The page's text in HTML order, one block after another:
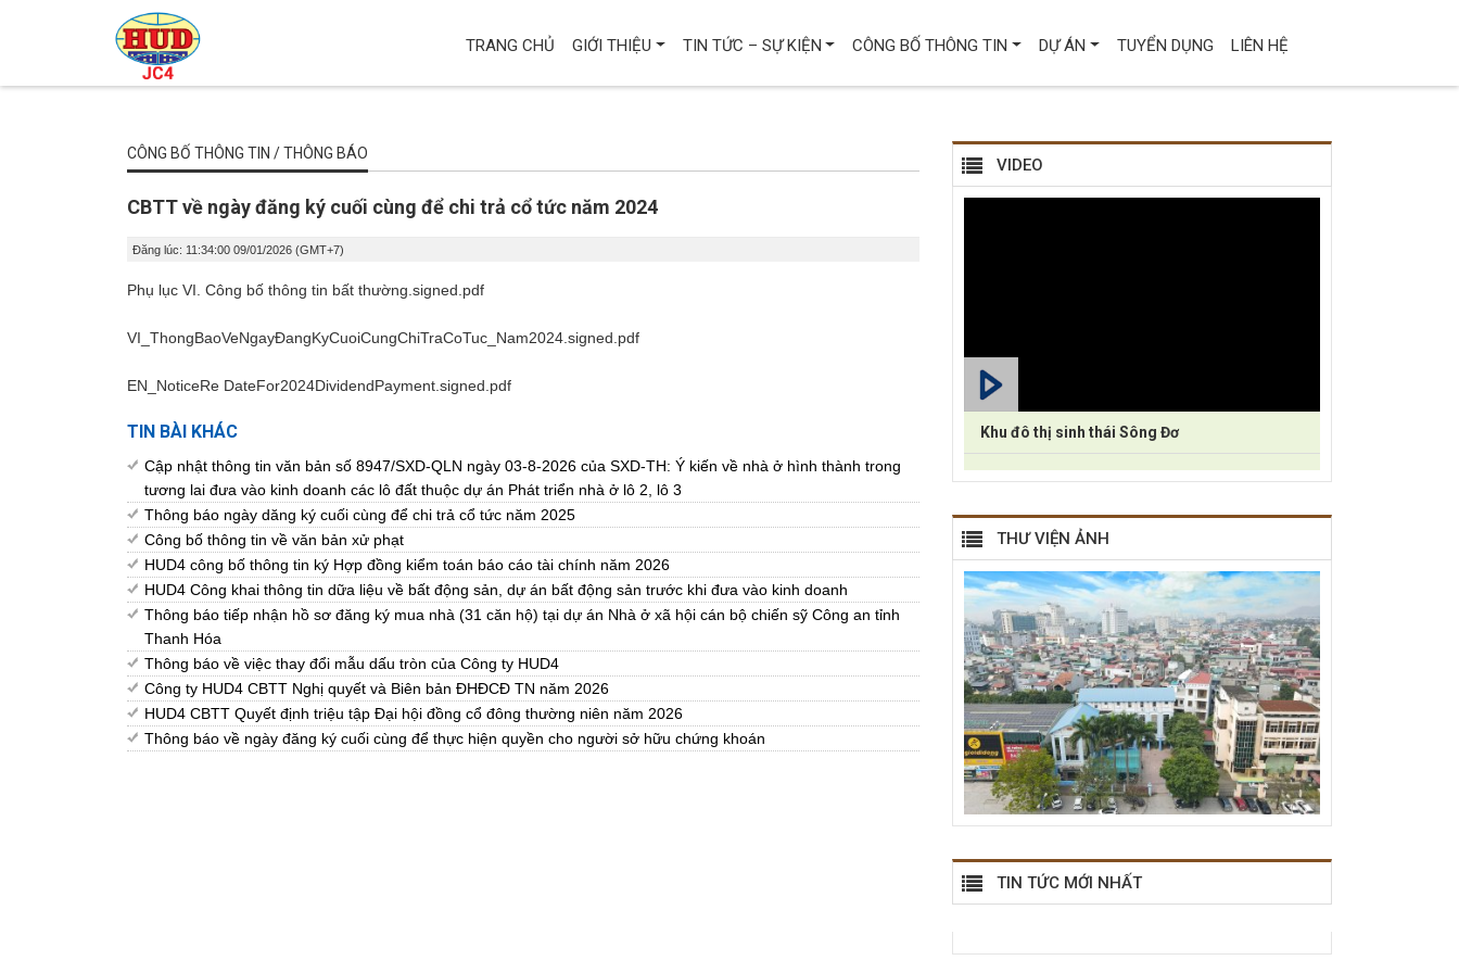
TRANG CHỦ GIỚI THIỆU TIN TỨC – SỰ KIỆN CÔNG BỐ THÔNG TIN DỰ ÁN TUYỂN DỤNG LIÊN HỆ
CÔNG BỐ THÔNG TIN / THÔNG BÁO
CBTT về ngày đăng ký cuối cùng để chi trả cổ tức năm 2024
Đăng lúc: 11:34:00 09/01/2026 (GMT+7)
Phụ lục VI. Công bố thông tin bất thường.signed.pdf
VI_ThongBaoVeNgayĐangKyCuoiCungChiTraCoTuc_Nam2024.signed.pdf
EN_NoticeRe DateFor2024DividendPayment.signed.pdf
TIN BÀI KHÁC
Cập nhật thông tin văn bản số 8947/SXD-QLN ngày 03-8-2026 của SXD-TH: Ý kiến về nhà ở hình thành trong
tương lai đưa vào kinh doanh các lô đất thuộc dự án Phát triển nhà ở lô 2, lô 3
Thông báo ngày dăng ký cuối cùng để chi trả cổ tức năm 2025
Công bố thông tin về văn bản xử phạt
HUD4 công bố thông tin ký Hợp đồng kiểm toán báo cáo tài chính năm 2026
HUD4 Công khai thông tin dữa liệu về bất động sản, dự án bất động sản trước khi đưa vào kinh doanh
Thông báo tiếp nhận hồ sơ đăng ký mua nhà (31 căn hộ) tại dự án Nhà ở xã hội cán bộ chiến sỹ Công an tỉnh
Thanh Hóa
Thông báo về việc thay đổi mẫu dấu tròn của Công ty HUD4
Công ty HUD4 CBTT Nghị quyết và Biên bản ĐHĐCĐ TN năm 2026
HUD4 CBTT Quyết định triệu tập Đại hội đồng cổ đông thường niên năm 2026
Thông báo về ngày đăng ký cuối cùng để thực hiện quyền cho người sở hữu chứng khoán
VIDEO
Khu đô thị sinh thái Sông Đơ
THƯ VIỆN ẢNH
TIN TỨC MỚI NHẤT